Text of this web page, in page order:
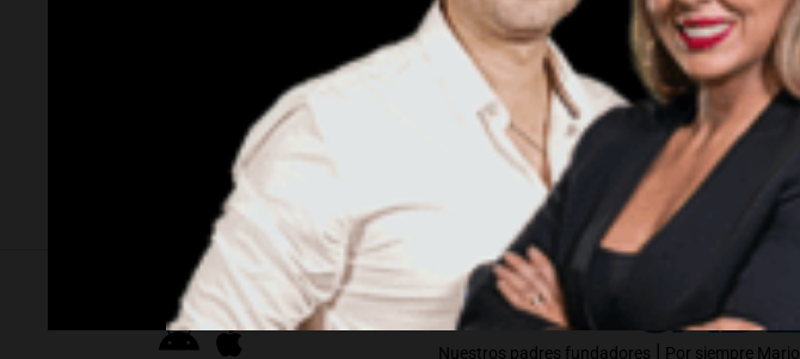
Lewandowski contra el
Gobierno: "Es un proyecto de
país que apunta a una
Argentina extractivista"
Sociedad
Indemnizarán con $2,7
millones a un hombre que
fue atacado por dos perros en
un country
Descargá nuestra App
Nuestros padres fundadores | Por siempre Mario